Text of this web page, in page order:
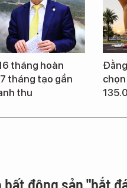
tháng hoàn
tháng tạo gần
thu
bất động sản "bắt